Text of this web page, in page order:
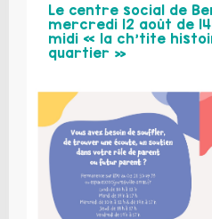
Le centre social de
mercredi 12 août de
midi « la ch’tite
quartier »